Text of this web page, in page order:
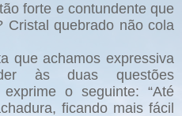
forte e contundente que
Cristal quebrado não cola
que achamos expressiva
às duas questões
o seguinte: “Até
ficando mais fácil